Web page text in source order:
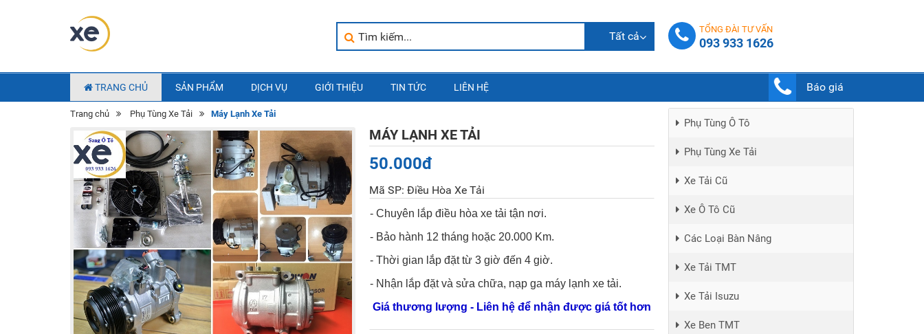
Tất cả
TỔNG ĐÀI TƯ VẤN
093 933 1626
TRANG CHỦ SẢN PHẨM DỊCH VỤ GIỚI THIỆU TIN TỨC LIÊN HỆ Báo giá
Trang chủ Phụ Tùng Xe Tải Máy Lạnh Xe Tải
MÁY LẠNH XE TẢI
50.000đ
Mã SP: Điều Hòa Xe Tải
- Chuyên lắp điều hòa xe tải tận nơi.
- Bảo hành 12 tháng hoặc 20.000 Km.
- Thời gian lắp đặt từ 3 giờ đến 4 giờ.
- Nhận lắp đặt và sửa chữa, nạp ga máy lạnh xe tải.
Giá thương lượng - Liên hệ để nhận được giá tốt hơn
Phụ Tùng Ô Tô
Phụ Tùng Xe Tải
Xe Tải Cũ
Xe Ô Tô Cũ
Các Loại Bàn Nâng
Xe Tải TMT
Xe Tải Isuzu
Xe Ben TMT